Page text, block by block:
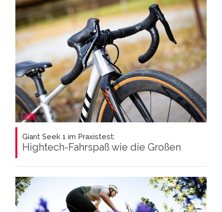
Giant Seek 1 im Praxistest:
Hightech-Fahrspaß wie die Großen